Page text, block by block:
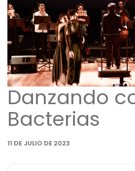
Danzando
Bacterias
11 DE JULIO DE 2023